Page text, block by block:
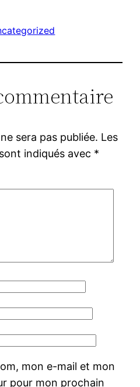
sera pas publiée. Les
indiqués avec *
mon e-mail et mon
pour mon prochain